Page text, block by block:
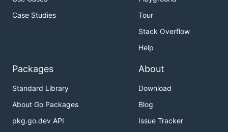
Case Studies
Tour
Stack Overflow
Help
Packages
Standard Library
About Go Packages
pkg.go.dev API
About
Download
Blog
Issue Tracker